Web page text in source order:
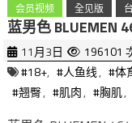
会员视频 全见版
蓝男色 BLUEMEN
11月3日 196101
#18+, #人鱼线, #体
#翘臀, #肌肉, #胸肌,